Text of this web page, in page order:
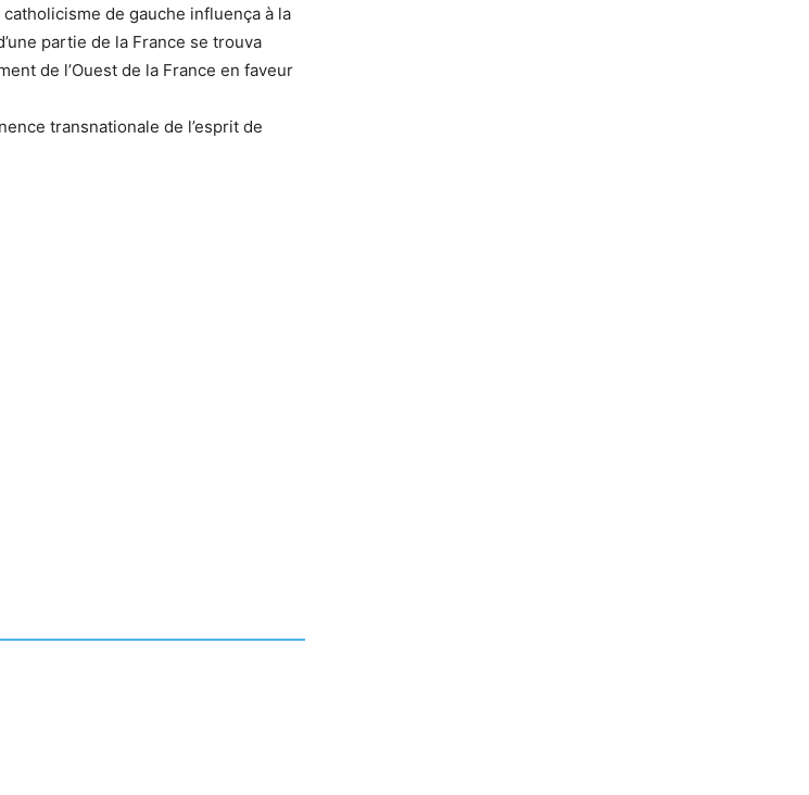
de gauche influença à la
partie de la France se trouva
de l’Ouest de la France en faveur
transnationale de l’esprit de